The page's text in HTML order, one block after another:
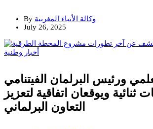
By وكالة الأنباء المغربية
July 26, 2025
أخبار وطنية
ورئيس البرلمان الفيتنامي
ثنائية ويوقعان اتفاقية لتعزيز
التعاون البرلماني